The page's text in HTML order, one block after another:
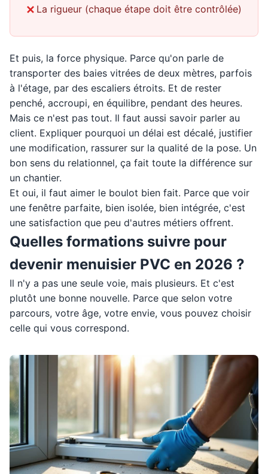
La rigueur (chaque étape doit être contrôlée)
Et puis, la force physique. Parce qu'on parle de
transporter des baies vitrées de deux mètres, parfois
à l'étage, par des escaliers étroits. Et de rester
penché, accroupi, en équilibre, pendant des heures.
Mais ce n'est pas tout. Il faut aussi savoir parler au
client. Expliquer pourquoi un délai est décalé, justifier
une modification, rassurer sur la qualité de la pose. Un
bon sens du relationnel, ça fait toute la différence sur
un chantier.
Et oui, il faut aimer le boulot bien fait. Parce que voir
une fenêtre parfaite, bien isolée, bien intégrée, c'est
une satisfaction que peu d'autres métiers offrent.
Quelles formations suivre pour
devenir menuisier PVC en 2026 ?
Il n'y a pas une seule voie, mais plusieurs. Et c'est
plutôt une bonne nouvelle. Parce que selon votre
parcours, votre âge, votre envie, vous pouvez choisir
celle qui vous correspond.